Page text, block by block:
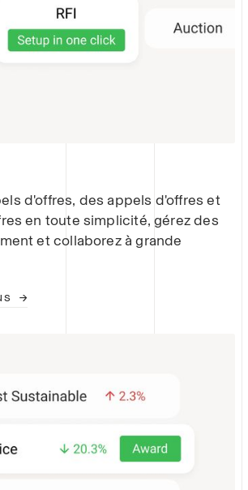
d'offres, des appels d'offres et
en toute simplicité, gérez des
et collaborez à grande
→